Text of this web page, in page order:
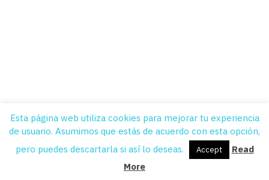
Esta página web utiliza cookies para mejorar tu experiencia
de usuario. Asumimos que estás de acuerdo con esta opción,
pero puedes descartarla si así lo deseas.
Accept
Read
More